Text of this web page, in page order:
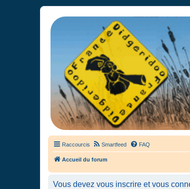
France Didgeridoo
Didgeridoo et Guimbarde sur France Didgeridoo -
Raccourcis Smartfeed FAQ
Accueil du forum
Vous devez vous inscrire et vous